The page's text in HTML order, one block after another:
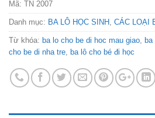
Mã: TN 2007
Danh mục: BA LÔ HỌC SINH CÁC LOẠI
Từ khóa: ba lo cho be di hoc mau giao ba
cho be di nha tre ba lô cho bé đi học